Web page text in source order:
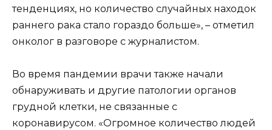
тенденциях, но количество случайных находок
раннего рака стало гораздо больше», – отметил
онколог в разговоре с журналистом.
Во время пандемии врачи также начали
обнаруживать и другие патологии органов
грудной клетки, не связанные с
коронавирусом. «Огромное количество людей